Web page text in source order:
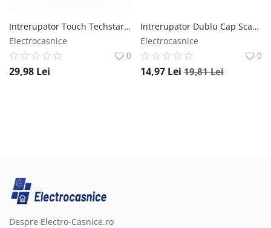
Intrerupator Touch Techstar® TG02, Sticla Securizata, Design Modern, Iluminare LED, 1 Faza, Auriu Techstar
Electrocasnice
0
29,98 Lei
Intrerupator Dublu Cap Scara Cu Panou Din Sticla Securizata Techstar® TGS 01, 220V, 16A, 86 X 86 Mm, Auriu, cu 2 Module Techstar
Electrocasnice
0
14,97 Lei 19,81Lei
Despre Electro-Casnice.ro